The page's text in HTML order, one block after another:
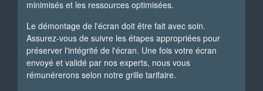
minimisés et les ressources optimisées.
Le démontage de l'écran doit être fait avec soin.
Assurez-vous de suivre les étapes appropriées pour
préserver l'intégrité de l'écran. Une fois votre écran
envoyé et validé par nos experts, nous vous
rémunérerons selon notre grille tarifaire.